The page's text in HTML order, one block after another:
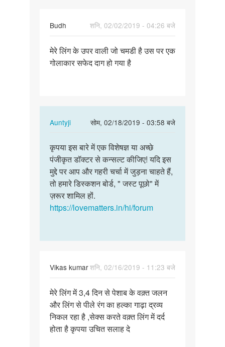
Budh
शनि, 02/02/2019 - 04:26 बजे
मेरे
लिंग
मेरे लिंग के उपर वाली जो चमडी है उस पर एक
गोलाकार सफेद दाग हो गया है
Auntyji
सोम, 02/18/2019 - 03:58 बजे
In
to
मेरे
लिंग
के
उपर
वाली
Budh
कृपया
इस
बारे
में
एक…
कृपया इस बारे में एक विशेषज्ञ या अच्छे
पंजीकृत डॉक्टर से कन्सल्ट कीजिए! यदि इस
मुद्दे पर आप और गहरी चर्चा में जुड़ना चाहते हैं,
तो हमारे डिस्कशन बोर्ड, " जस्ट पूछो" में
ज़रूर शामिल हों.
https://lovematters.in/hi/forum
Vikas kumarशनि, 02/16/2019 - 11:23 बजे
मेरे
लिंग
में
3,4
मेरे लिंग में 3,4 दिन से पेशाब के वक़्त जलन
और लिंग से पीले रंग का हल्का गाढ़ा द्रव्य
निकल रहा है ,सेक्स करते वक़्त लिंग में दर्द
होता है कृपया उचित सलाह दे